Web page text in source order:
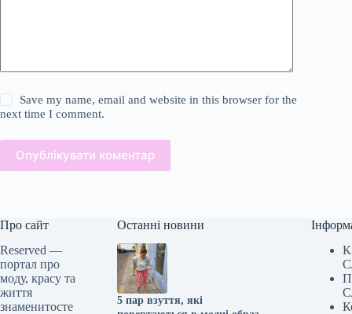
Save my name, email and website in this browser for the
next time I comment.
Опублікувати коментар
Про сайт
Reserved —
портал про
моду, красу та
життя
знаменитосте
Останні новини
5 пар взуття, які